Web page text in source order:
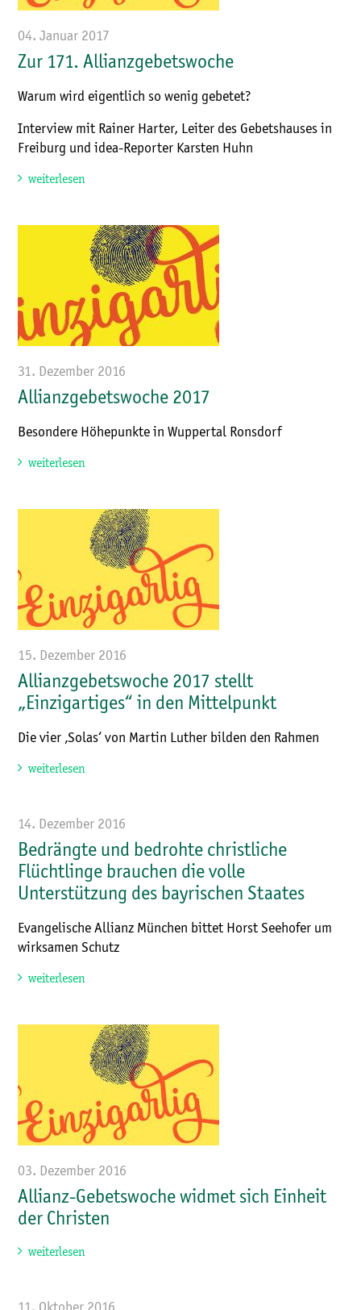
04. Januar 2017
Zur 171. Allianzgebetswoche
Warum wird eigentlich so wenig gebetet?
Interview mit Rainer Harter, Leiter des Gebetshauses in
Freiburg und idea-Reporter Karsten Huhn
weiterlesen
31. Dezember 2016
Allianzgebetswoche 2017
Besondere Höhepunkte in Wuppertal Ronsdorf
weiterlesen
15. Dezember 2016
Allianzgebetswoche 2017 stellt
„Einzigartiges“ in den Mittelpunkt
Die vier ‚Solas‘ von Martin Luther bilden den Rahmen
weiterlesen
14. Dezember 2016
Bedrängte und bedrohte christliche
Flüchtlinge brauchen die volle
Unterstützung des bayrischen Staates
Evangelische Allianz München bittet Horst Seehofer um
wirksamen Schutz
weiterlesen
03. Dezember 2016
Allianz-Gebetswoche widmet sich Einheit
der Christen
weiterlesen